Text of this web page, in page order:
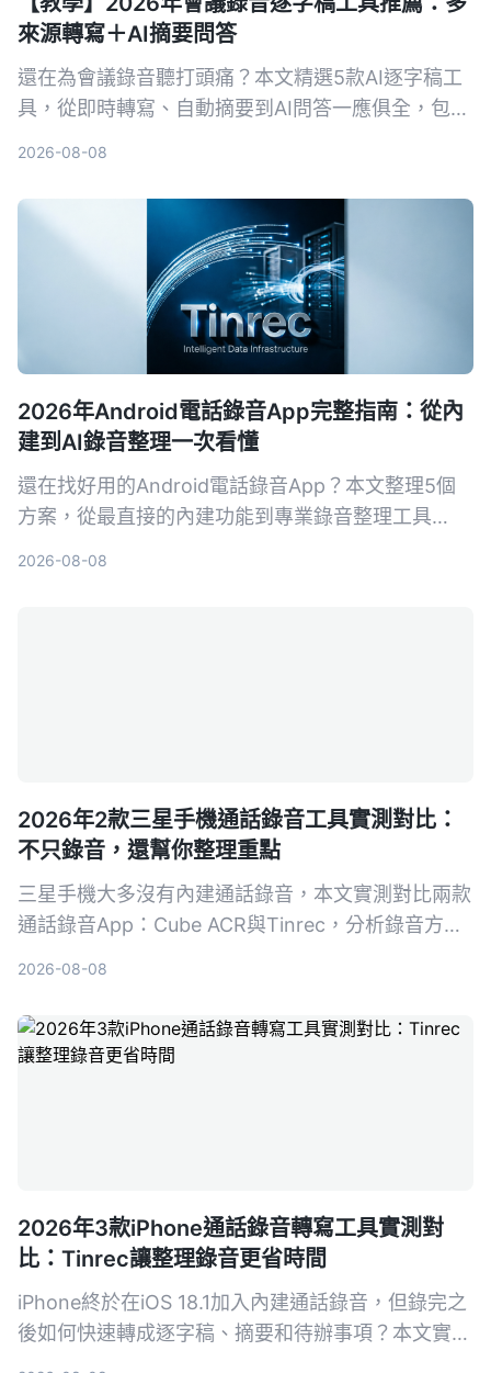
來源轉寫＋AI摘要問答
還在為會議錄音聽打頭痛？本文精選5款AI逐字稿工
具，從即時轉寫、自動摘要到AI問答一應俱全，包含
2026-08-08
2026年Android電話錄音App完整指南：從內
建到AI錄音整理一次看懂
還在找好用的Android電話錄音App？本文整理5個
方案，從最直接的內建功能到專業錄音整理工具
2026-08-08
2026年2款三星手機通話錄音工具實測對比：
不只錄音，還幫你整理重點
三星手機大多沒有內建通話錄音，本文實測對比兩款
通話錄音App：Cube ACR與Tinrec，分析錄音方
2026-08-08
2026年3款iPhone通話錄音轉寫工具實測對
比：Tinrec讓整理錄音更省時間
iPhone終於在iOS 18.1加入內建通話錄音，但錄完之
後如何快速轉成逐字稿、摘要和待辦事項？本文實測